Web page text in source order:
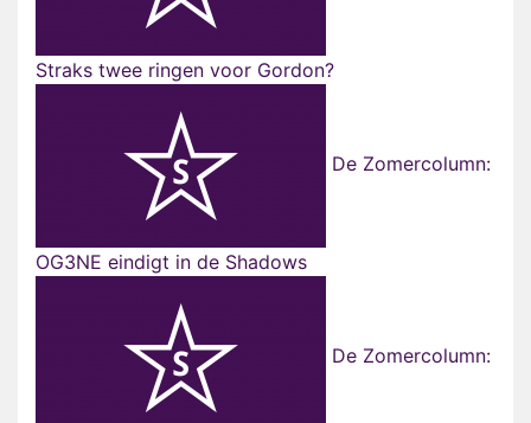
Straks twee ringen voor Gordon?
De Zomercolumn:
OG3NE eindigt in de Shadows
De Zomercolumn: